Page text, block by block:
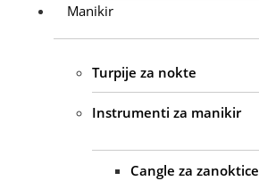
Manikir
Turpije za nokte
Instrumenti za manikir
Cangle za zanoktice